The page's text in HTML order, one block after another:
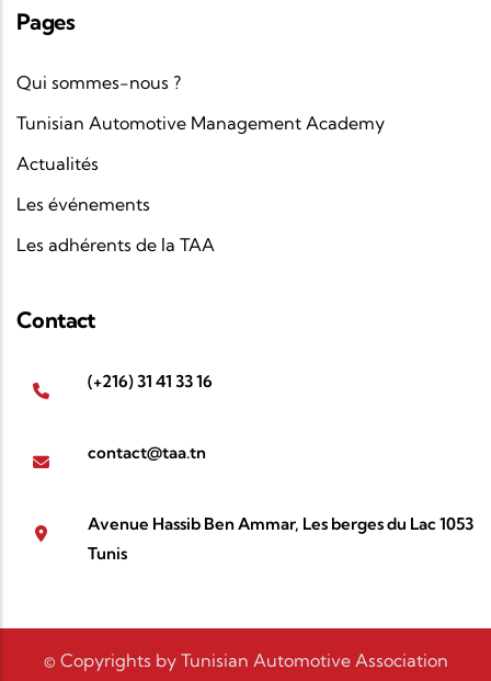
Pages
Qui sommes-nous ?
Tunisian Automotive Management Academy
Actualités
Les événements
Les adhérents de la TAA
Contact
(+216) 31 41 33 16
contact@taa.tn
Avenue Hassib Ben Ammar, Les berges du Lac 1053
Tunis
© Copyrights by Tunisian Automotive Association